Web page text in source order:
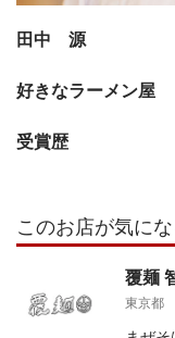
田中 源
好きなラーメン屋
受賞歴
このお店が気に
覆麺
東京都